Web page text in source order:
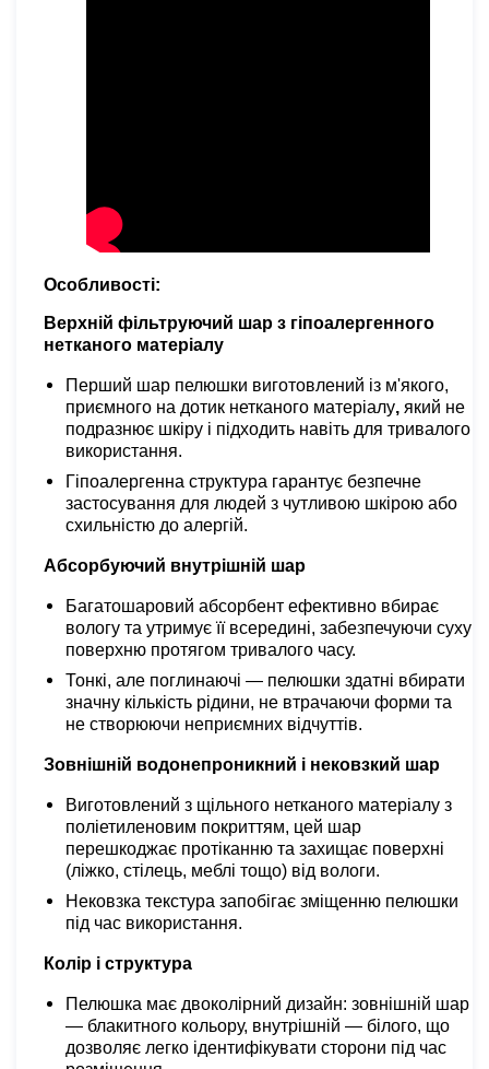
Особливості:
Верхній фільтруючий шар з гіпоалергенного
нетканого матеріалу
Перший шар пелюшки виготовлений із м'якого,
приємного на дотик нетканого матеріалу, який не
подразнює шкіру і підходить навіть для тривалого
використання.
Гіпоалергенна структура гарантує безпечне
застосування для людей з чутливою шкірою або
схильністю до алергій.
Абсорбуючий внутрішній шар
Багатошаровий абсорбент ефективно вбирає
вологу та утримує її всередині, забезпечуючи суху
поверхню протягом тривалого часу.
Тонкі, але поглинаючі — пелюшки здатні вбирати
значну кількість рідини, не втрачаючи форми та
не створюючи неприємних відчуттів.
Зовнішній водонепроникний і нековзкий шар
Виготовлений з щільного нетканого матеріалу з
поліетиленовим покриттям, цей шар
перешкоджає протіканню та захищає поверхні
(ліжко, стілець, меблі тощо) від вологи.
Нековзка текстура запобігає зміщенню пелюшки
під час використання.
Колір і структура
Пелюшка має двоколірний дизайн: зовнішній шар
— блакитного кольору, внутрішній — білого, що
дозволяє легко ідентифікувати сторони під час